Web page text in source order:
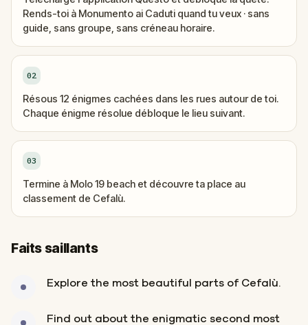
Rends-toi à Monumento ai Caduti quand tu veux · sans
guide, sans groupe, sans créneau horaire.
02
Résous 12 énigmes cachées dans les rues autour de toi.
Chaque énigme résolue débloque le lieu suivant.
03
Termine à Molo 19 beach et découvre ta place au
classement de Cefalù.
Faits saillants
Explore the most beautiful parts of Cefalù.
Find out about the enigmatic second most